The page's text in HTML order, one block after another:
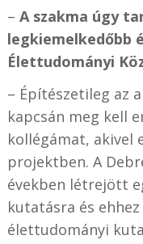
– A szakma úgy
legkiemelkedőbb
Élettudományi
– Építészetileg az
kapcsán meg kell
kollégámat, akivel
projektben. A
években létrejött
kutatásra és
élettudományi